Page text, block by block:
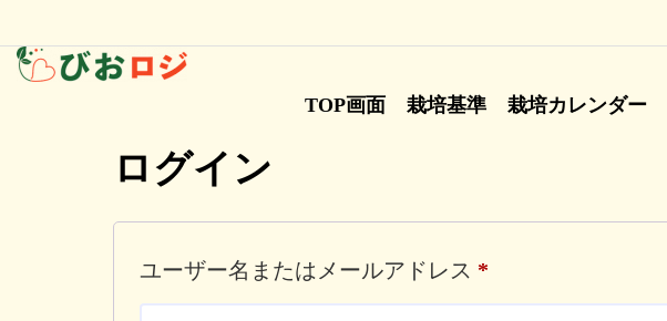
TOP画面 栽培基準 栽培カレンダー
ログイン
ユーザー名またはメールアドレス *